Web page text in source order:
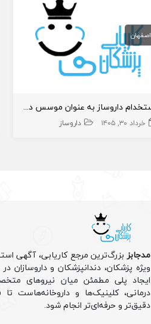
اصفهان
استخدام داروساز به عنوان موسس داروخانه
خرداد ۳۰, ۱۴۰۵ داروساز
مدجابزبزرگ‌ترین مرجع کاریابی، آگهی
ویژه پزشکان، دندانپزشکان و داروسازان
ایجاد پلی مطمئن میان نیروهای
درمانی، کلینیک‌ها و داروخانه‌هاست
دقیق‌تر و حرفه‌ای‌تر انجام شود.